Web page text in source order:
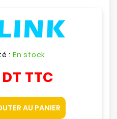
: En stock
TTC
AU PANIER